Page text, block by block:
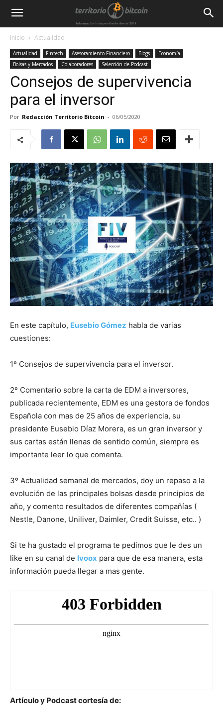
Inicio Actualidad
Actualidad Fintech Asesoramiento Financiero Blogs
Economía
Bolsas y Mercados
Colaboradores Selección de Podcast
Consejos de supervivencia
para el inversor
Por Redacción Territorio Bitcoin - 06/05/2020
En este capítulo, Eusebio Gómez habla de varias
cuestiones:
1º Consejos de supervivencia para el inversor.
2º Comentario sobre la carta de EDM a inversores,
publicada recientemente, EDM es una gestora de fondos
Española con mas de 25 años de experiencia, su
presidente Eusebio Díaz Morera, es un gran inversor y
sus cartas están llenas de sentido común, siempre es
importante leer lo que comenta.
3º Actualidad semanal de mercados, doy un repaso a la
evolución de las principales bolsas desde principios de
año, y comento resultados de diferentes compañías (
Nestle, Danone, Uniliver, Daimler, Credit Suisse, etc.. )
Si te ha gustado el programa te pedimos que le des un
like en su canal de Ivoox para que de esa manera, esta
información pueda llegar a mas gente.
Artículo y Podcast cortesía de: